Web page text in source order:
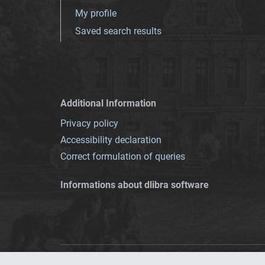
My profile
Saved search results
Additional Information
Privacy policy
Accessibility declaration
Correct formulation of queries
Informations about dlibra software